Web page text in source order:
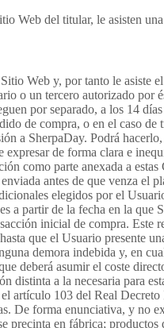
Web del titular, le asisten
Web y, por tanto le asiste
o un tercero autorizado
por separado, a los 14
de compra, o en el caso
a SherpaDay. Podrá
de forma clara e
como parte anexada a
antes de que venza
elegidos por el
a partir de la fecha en la
inicial de compra.
que el Usuario presente
demora indebida y, en
deberá asumir el coste
a la necesaria para
artículo 103 del Real
De forma enunciativa, y no
en fábrica;